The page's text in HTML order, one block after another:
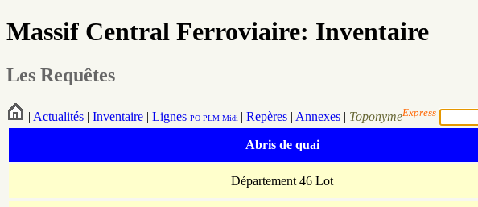
Massif Central Ferroviaire: Inventaire
Les Requêtes
| Actualités | Inventaire | Lignes PO PLM Midi | Repères | Annexes | ToponymeExpress
Abris de quai
Département 46 Lot